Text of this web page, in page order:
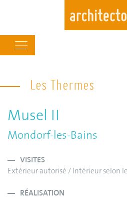
navigation
Les Thermes
Musel II
Mondorf-les-Bains
VISITES
Extérieur autorisé / Intérieur selon
RÉALISATION